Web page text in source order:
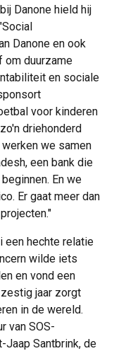
Danone hield hij
Danone en ook
om duurzame
en sociale
voor kinderen
driehonderd
we samen
een bank die
En we
Er gaat meer dan
een hechte relatie
wilde iets
en vond een
jaar zorgt
in de wereld.
van SOS-
Jaap Santbrink, de